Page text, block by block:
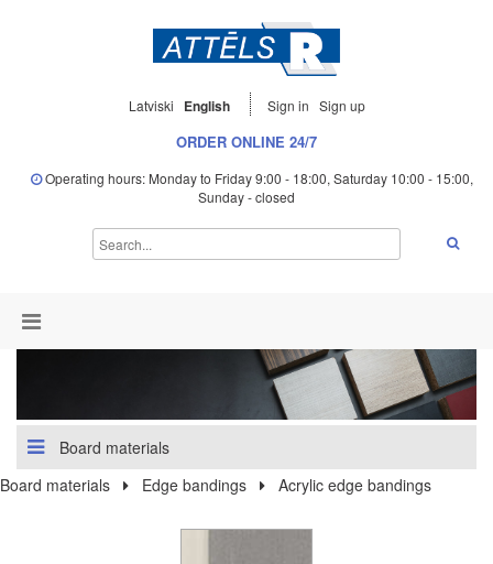
Latviski English Sign in Sign up
ORDER ONLINE 24/7
Operating hours: Monday to Friday 9:00 - 18:00, Saturday 10:00 - 15:00,
Sunday - closed
Board materials
Board materials
Edge bandings Acrylic edge bandings